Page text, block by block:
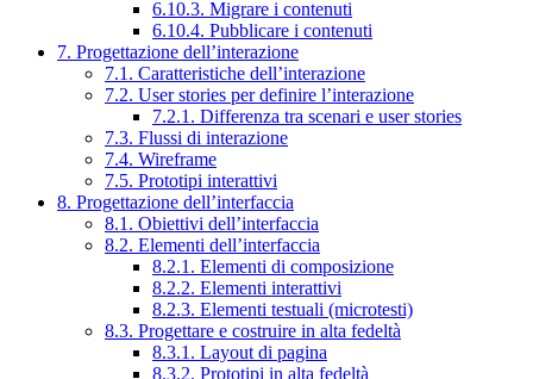
6.10.3. Migrare i contenuti
6.10.4. Pubblicare i contenuti
7. Progettazione dell’interazione
7.1. Caratteristiche dell’interazione
7.2. User stories per definire l’interazione
7.2.1. Differenza tra scenari e user stories
7.3. Flussi di interazione
7.4. Wireframe
7.5. Prototipi interattivi
8. Progettazione dell’interfaccia
8.1. Obiettivi dell’interfaccia
8.2. Elementi dell’interfaccia
8.2.1. Elementi di composizione
8.2.2. Elementi interattivi
8.2.3. Elementi testuali (microtesti)
8.3. Progettare e costruire in alta fedeltà
8.3.1. Layout di pagina
8.3.2. Prototipi in alta fedeltà